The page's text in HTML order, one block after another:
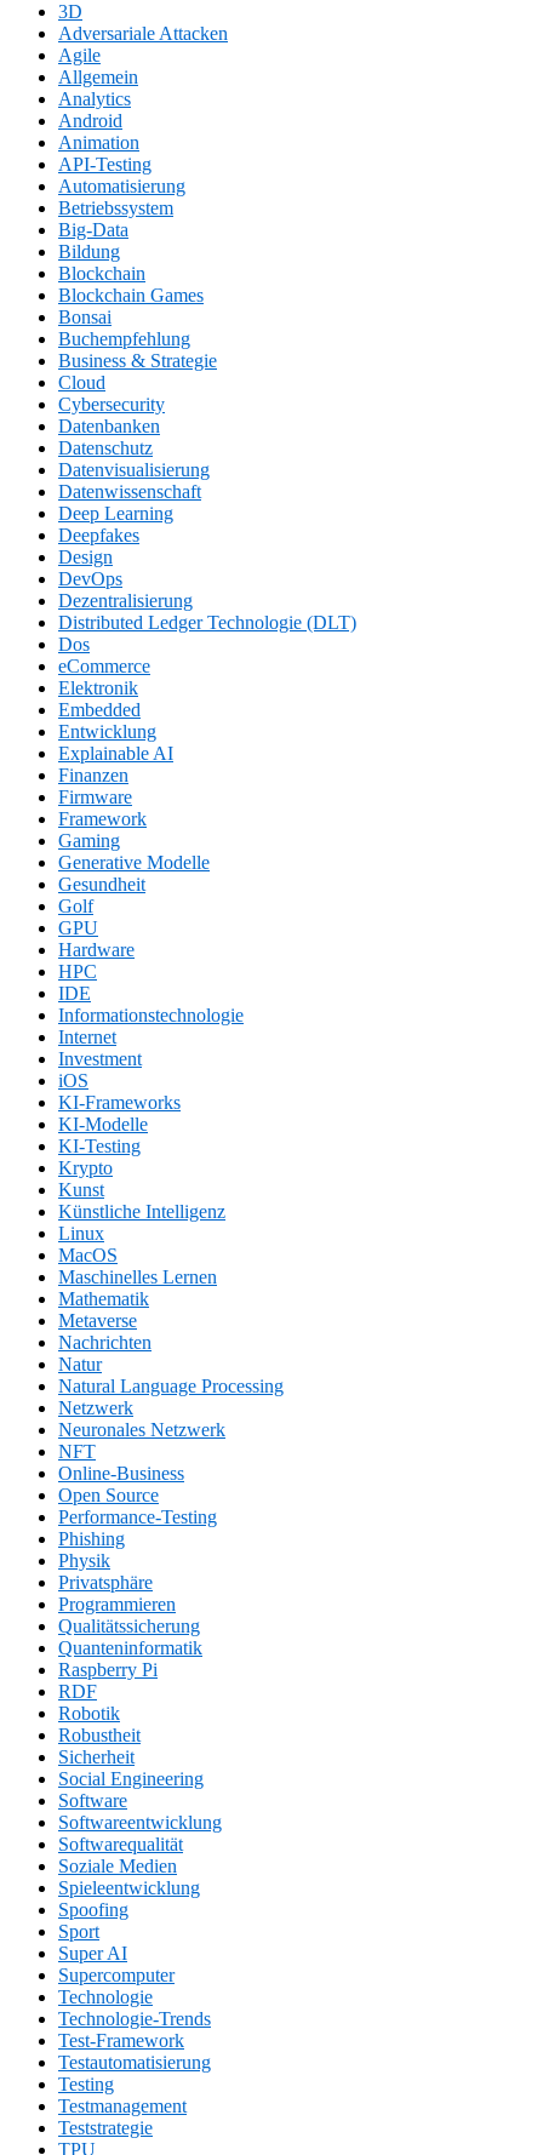
3D
Adversariale Attacken
Agile
Allgemein
Analytics
Android
Animation
API-Testing
Automatisierung
Betriebssystem
Big-Data
Bildung
Blockchain
Blockchain Games
Bonsai
Buchempfehlung
Business & Strategie
Cloud
Cybersecurity
Datenbanken
Datenschutz
Datenvisualisierung
Datenwissenschaft
Deep Learning
Deepfakes
Design
DevOps
Dezentralisierung
Distributed Ledger Technologie (DLT)
Dos
eCommerce
Elektronik
Embedded
Entwicklung
Explainable AI
Finanzen
Firmware
Framework
Gaming
Generative Modelle
Gesundheit
Golf
GPU
Hardware
HPC
IDE
Informationstechnologie
Internet
Investment
iOS
KI-Frameworks
KI-Modelle
KI-Testing
Krypto
Kunst
Künstliche Intelligenz
Linux
MacOS
Maschinelles Lernen
Mathematik
Metaverse
Nachrichten
Natur
Natural Language Processing
Netzwerk
Neuronales Netzwerk
NFT
Online-Business
Open Source
Performance-Testing
Phishing
Physik
Privatsphäre
Programmieren
Qualitätssicherung
Quanteninformatik
Raspberry Pi
RDF
Robotik
Robustheit
Sicherheit
Social Engineering
Software
Softwareentwicklung
Softwarequalität
Soziale Medien
Spieleentwicklung
Spoofing
Sport
Super AI
Supercomputer
Technologie
Technologie-Trends
Test-Framework
Testautomatisierung
Testing
Testmanagement
Teststrategie
TPU